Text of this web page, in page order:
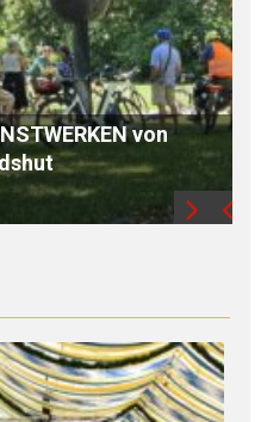
P E T I T I O N
KAHLSCHLAG bei